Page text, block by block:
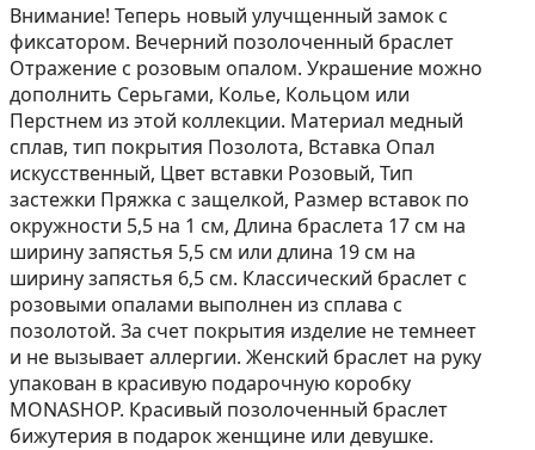
Внимание! Теперь новый улучщенный замок с
фиксатором. Вечерний позолоченный браслет
Отражение с розовым опалом. Украшение можно
дополнить Серьгами, Колье, Кольцом или
Перстнем из этой коллекции. Материал медный
сплав, тип покрытия Позолота, Вставка Опал
искусственный, Цвет вставки Розовый, Тип
застежки Пряжка с защелкой, Размер вставок по
окружности 5,5 на 1 см, Длина браслета 17 см на
ширину запястья 5,5 см или длина 19 см на
ширину запястья 6,5 см. Классический браслет с
розовыми опалами выполнен из сплава с
позолотой. За счет покрытия изделие не темнеет
и не вызывает аллергии. Женский браслет на руку
упакован в красивую подарочную коробку
MONASHOP. Красивый позолоченный браслет
бижутерия в подарок женщине или девушке.